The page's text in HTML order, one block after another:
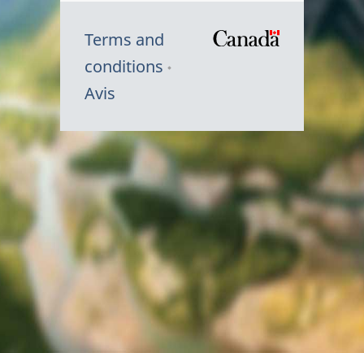
Terms and
conditions
Avis
Canada